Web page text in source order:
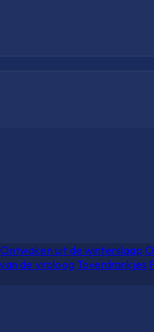
Ontwaken uit de winterslaap
de viroloog Toverdrankjes